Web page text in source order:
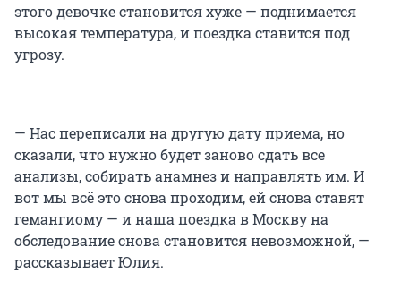
этого девочке становится хуже — поднимается
высокая температура, и поездка ставится под
угрозу.
— Нас переписали на другую дату приема, но
сказали, что нужно будет заново сдать все
анализы, собирать анамнез и направлять им. И
вот мы всё это снова проходим, ей снова ставят
гемангиому — и наша поездка в Москву на
обследование снова становится невозможной, —
рассказывает Юлия.